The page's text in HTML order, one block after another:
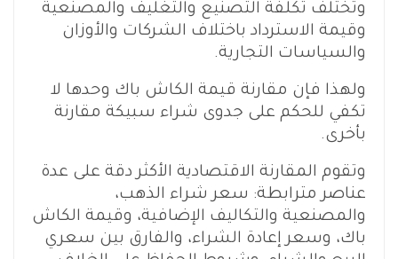
وتختلف تكلفة التصنيع والتغليف والمصنعية
وقيمة الاسترداد باختلاف الشركات والأوزان
والسياسات التجارية.
ولهذا فإن مقارنة قيمة الكاش باك وحدها لا
تكفي للحكم على جدوى شراء سبيكة مقارنة
بأخرى.
وتقوم المقارنة الاقتصادية الأكثر دقة على عدة
عناصر مترابطة: سعر شراء الذهب،
والمصنعية والتكاليف الإضافية، وقيمة الكاش
باك، وسعر إعادة الشراء، والفارق بين سعري